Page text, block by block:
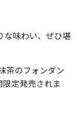
な味わい、ぜひ堪
茶のフォンダン
定発売されま